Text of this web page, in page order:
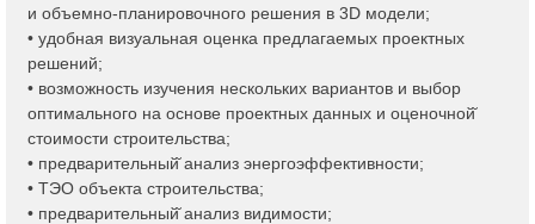
и объемно-планировочного решения в 3D модели;
• удобная визуальная оценка предлагаемых проектных
решений;
• возможность изучения нескольких вариантов и выбор
оптимального на основе проектных данных и оценочной̆
стоимости строительства;
• предварительный̆ анализ энергоэффективности;
• ТЭО объекта строительства;
• предварительный̆ анализ видимости;